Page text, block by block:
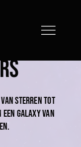
van sterren tot
galaxy van